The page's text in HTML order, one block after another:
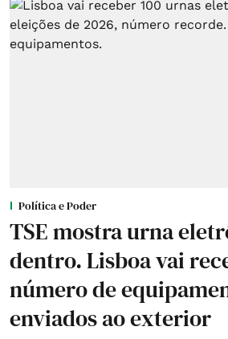
Política e Poder
TSE mostra urna
dentro. Lisboa vai
número de
enviados ao exterior